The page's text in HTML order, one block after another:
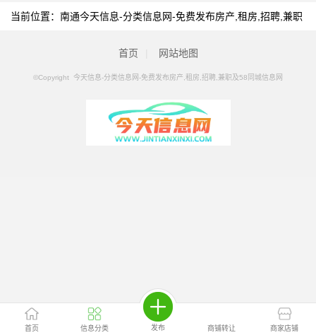
首页 信息分类 发布 商铺转让 商家店铺
当前位置： 南通今天信息-分类信息网-免费发布房产,租房,招聘,兼职
首页 网站地图
©Copyright 今天信息-分类信息网-免费发布房产,租房,招聘,兼职及58同城信息网